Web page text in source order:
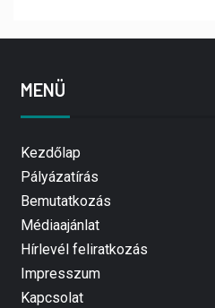
MENÜ
Kezdőlap
Pályázatírás
Bemutatkozás
Médiaajánlat
Hírlevél feliratkozás
Impresszum
Kapcsolat